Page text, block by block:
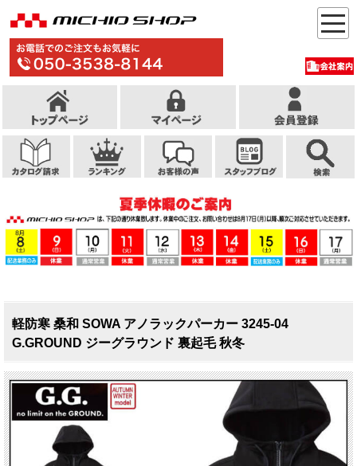
軽防寒 桑和 SOWA アノラックパーカー 3245-04
G.GROUND ジーグラウンド 裏起毛 秋冬